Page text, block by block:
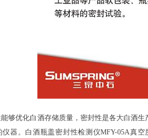
优化白酒存储质量，密封性是各大白酒生
器。白酒瓶盖密封性检测仪MFY-05A真